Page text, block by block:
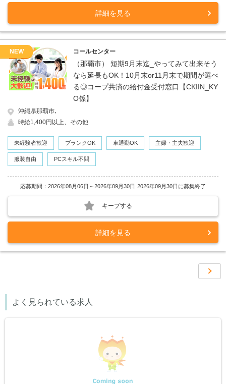
詳細を見る
NEW コールセンター
（那覇市） 短期9月末迄_やってみて出来そう
なら延長もOK！10月末or11月末で期間が選べ
る◎コープ共済の給付金受付窓口【CKIIN_KY
O係】
沖縄県那覇市､
時給1,400円以上、その他
未経験者歓迎 ブランクOK 車通勤OK 主婦・主夫歓迎
服装自由 PCスキル不問
応募期間：2026年08月06日～2026年09月30日 2026年09月30日に募集終了
キープする
詳細を見る
次ペー
よく見られている求人